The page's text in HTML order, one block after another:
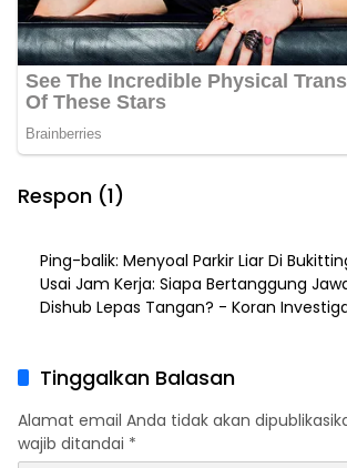
Respon (1)
Ping-balik: Menyoal Parkir Liar Di
Usai Jam Kerja: Siapa Bertanggung
Dishub Lepas Tangan? - Koran
Tinggalkan Balasan
Alamat email Anda tidak akan
wajib ditandai *